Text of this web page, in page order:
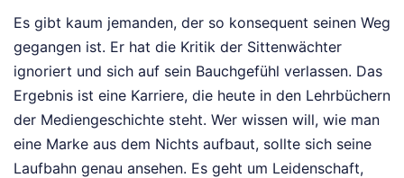
Es gibt kaum jemanden, der so konsequent seinen Weg
gegangen ist. Er hat die Kritik der Sittenwächter
ignoriert und sich auf sein Bauchgefühl verlassen. Das
Ergebnis ist eine Karriere, die heute in den Lehrbüchern
der Mediengeschichte steht. Wer wissen will, wie man
eine Marke aus dem Nichts aufbaut, sollte sich seine
Laufbahn genau ansehen. Es geht um Leidenschaft,